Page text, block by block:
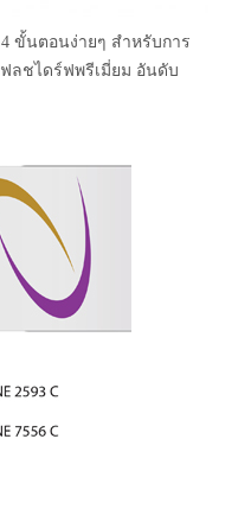
ขั้นตอนง่ายๆ สำหรับการ
ลชไดร์ฟพรีเมี่ยม อันดับ